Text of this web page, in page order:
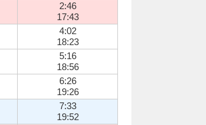
2:46
17:43
4:02
18:23
5:16
18:56
6:26
19:26
7:33
19:52